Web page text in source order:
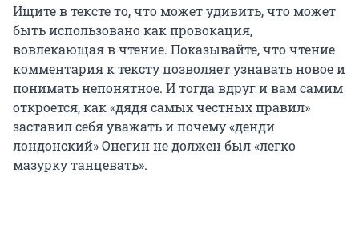
Ищите в тексте то, что может удивить, что может
быть использовано как провокация,
вовлекающая в чтение. Показывайте, что чтение
комментария к тексту позволяет узнавать новое и
понимать непонятное. И тогда вдруг и вам самим
откроется, как «дядя самых честных правил»
заставил себя уважать и почему «денди
лондонский» Онегин не должен был «легко
мазурку танцевать».